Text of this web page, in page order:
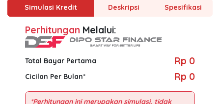
Simulasi Kredit Deskripsi Spesifikasi
Perhitungan Melalui:
Total Bayar Pertama Rp 0
Cicilan Per Bulan* Rp 0
*Perhitungan ini merupakan simulasi, tidak